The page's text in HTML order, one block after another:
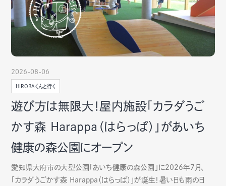
2026-08-06
HIROBAくんと行く
遊び方は無限大！屋内施設「カラダうご
かす森 Harappa（はらっぱ）」があいち
健康の森公園にオープン
愛知県大府市の大型公園「あいち健康の森公園」に2026年7月、
「カラダうごかす森 Harappa（はらっぱ）」が誕生！暑い日も雨の日